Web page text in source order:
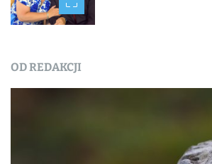
OD REDAKCJI